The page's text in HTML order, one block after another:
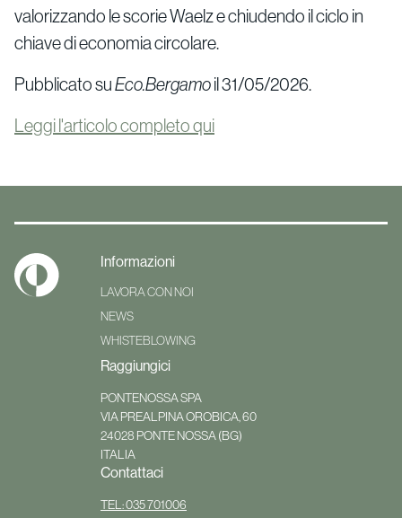
valorizzando le scorie Waelz e chiudendo il ciclo in
chiave di economia circolare.
Pubblicato suEco.Bergamoil 31/05/2026.
Leggi l'articolo completo qui
Informazioni
LAVORA CON NOI
NEWS
WHISTEBLOWING
Raggiungici
PONTENOSSA SPA
VIA PREALPINA OROBICA, 60
24028 PONTE NOSSA (BG)
ITALIA
Contattaci
TEL: 035 701006